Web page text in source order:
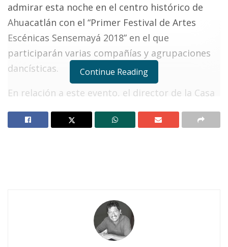
admirar esta noche en el centro histórico de
Ahuacatlán con el “Primer Festival de Artes
Escénicas Sensemayá 2018” en el que
participarán varias compañías y agrupaciones
dancísticas.
En relación a este evento, el director de la Casa
este encuentro participará la Compañía de
Continue Reading